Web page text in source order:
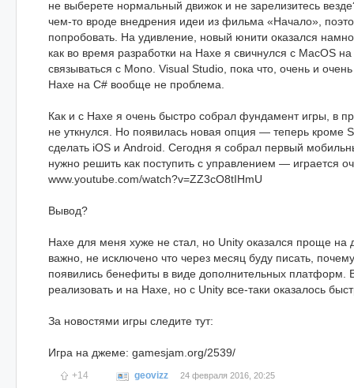
не выберете нормальный движок и не зарелизитесь
чем-то вроде внедрения идеи из фильма «Начало»,
попробовать. На удивление, новый юнити оказался
как во время разработки на Haxe я свичнулся с MacOS
связываться с Mono. Visual Studio, пока что, очень и
Haxe на C# вообще не проблема.
Как и с Haxe я очень быстро собрал фундамент игры, в
не уткнулся. Но появилась новая опция — теперь кроме
сделать iOS и Android. Сегодня я собрал первый
нужно решить как поступить с управлением — играется
www.youtube.com/watch?v=ZZ3cO8tIHmU
Вывод?
Haxe для меня хуже не стал, но Unity оказался проще на
важно, не исключено что через месяц буду писать,
появились бенефиты в виде дополнительных платформ.
реализовать и на Haxe, но с Unity все-таки оказалось
За новостями игры следите тут:
Игра на джеме: gamesjam.org/2539/
+14 geovizz 24 февраля 2016, 20:25